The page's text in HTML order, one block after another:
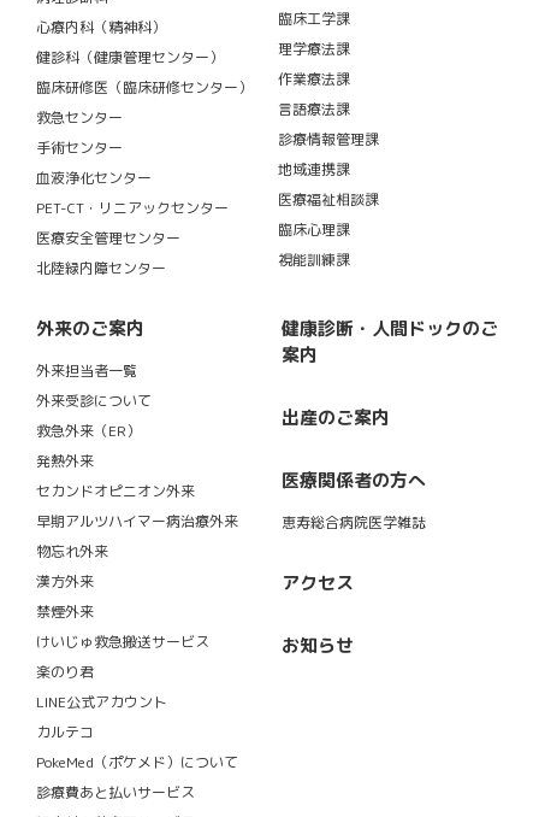
心療内科（精神科）
健診科（健康管理センター）
臨床研修医（臨床研修センター）
救急センター
手術センター
血液浄化センター
PET-CT・リニアックセンター
医療安全管理センター
北陸緑内障センター
臨床工学課
理学療法課
作業療法課
言語療法課
診療情報管理課
地域連携課
医療福祉相談課
臨床心理課
視能訓練課
外来のご案内
外来担当者一覧
外来受診について
救急外来（ER）
発熱外来
セカンドオピニオン外来
早期アルツハイマー病治療外来
物忘れ外来
漢方外来
禁煙外来
けいじゅ救急搬送サービス
楽のり君
LINE公式アカウント
カルテコ
PokeMed（ポケメド）について
診療費あと払いサービス
健康診断・人間ドックのご
案内
出産のご案内
医療関係者の方へ
恵寿総合病院医学雑誌
アクセス
お知らせ